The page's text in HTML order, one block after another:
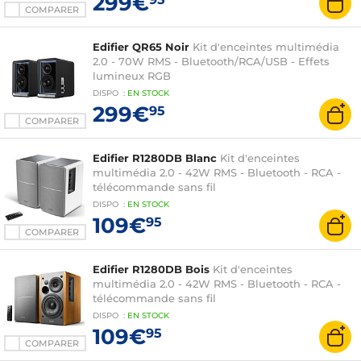
COMPARER
COMPARER
Edifier QR65 Noir Kit d'enceintes multimédia
2.0 - 70W RMS - Bluetooth/RCA/USB - Effets
lumineux RGB
DISPO : EN STOCK
299€95
COMPARER
Edifier R1280DB Blanc Kit d'enceintes
multimédia 2.0 - 42W RMS - Bluetooth - RCA -
télécommande sans fil
DISPO : EN STOCK
109€95
COMPARER
Edifier R1280DB Bois Kit d'enceintes
multimédia 2.0 - 42W RMS - Bluetooth - RCA -
télécommande sans fil
DISPO : EN STOCK
109€95